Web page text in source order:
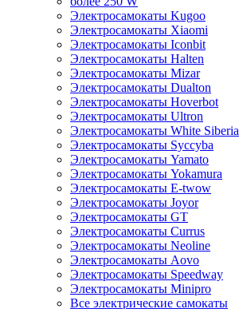
Электросамокаты Kugoo
Электросамокаты Xiaomi
Электросамокаты Iconbit
Электросамокаты Halten
Электросамокаты Mizar
Электросамокаты Dualton
Электросамокаты Hoverbot
Электросамокаты Ultron
Электросамокаты White Siberia
Электросамокаты Syccyba
Электросамокаты Yamato
Электросамокаты Yokamura
Электросамокаты E-twow
Электросамокаты Joyor
Электросамокаты GT
Электросамокаты Currus
Электросамокаты Neoline
Электросамокаты Aovo
Электросамокаты Speedway
Электросамокаты Minipro
Все электрические самокаты